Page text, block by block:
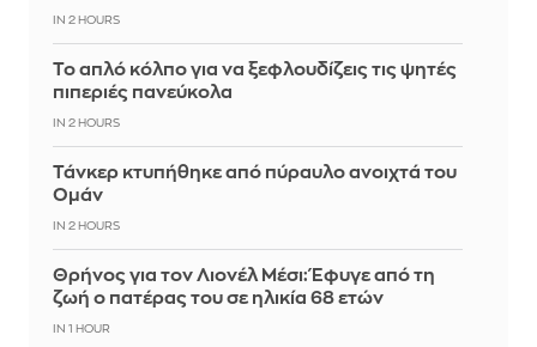
IN 2 HOURS
Το απλό κόλπο για να ξεφλουδίζεις τις ψητές
πιπεριές πανεύκολα
IN 2 HOURS
Τάνκερ κτυπήθηκε από πύραυλο ανοιχτά του
Ομάν
IN 2 HOURS
Θρήνος για τον Λιονέλ Μέσι: Έφυγε από τη
ζωή ο πατέρας του σε ηλικία 68 ετών
IN 1 HOUR